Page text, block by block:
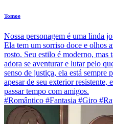
Tomoe
Nossa personagem é uma linda
Ela tem um sorriso doce e olhos
rosto. Seu estilo é moderno, mas
adora se aventurar e lutar pelo
senso de justiça, ela está sempre
apesar de seu exterior resistente,
passar tempo com amigos.
#Romântico #Fantasia #Giro